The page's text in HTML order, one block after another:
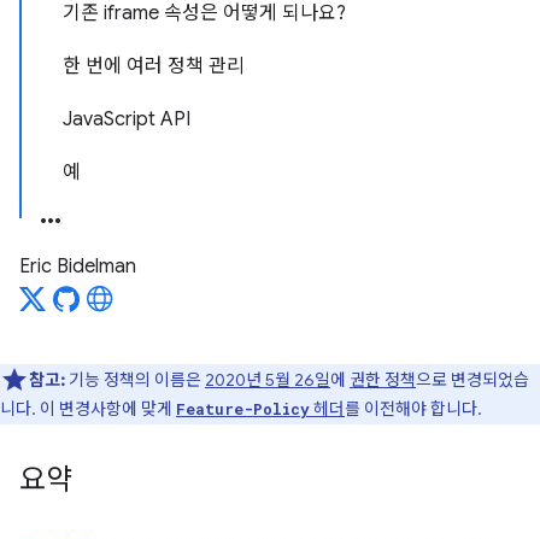
기존 iframe 속성은 어떻게 되나요?
한 번에 여러 정책 관리
JavaScript API
예
Eric Bidelman
참고: 기능 정책의 이름은 2020년 5월 26일에 권한 정책으로 변경되었습
니다. 이 변경사항에 맞게 Feature-Policy헤더를 이전해야 합니다.
요약